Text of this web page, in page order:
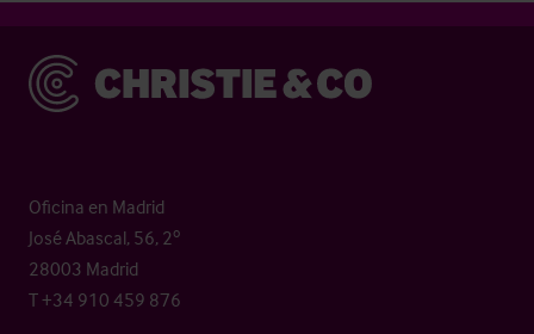
Christie & Co
Oficina en Madrid
José Abascal, 56, 2º
28003 Madrid
T +34 910 459 876